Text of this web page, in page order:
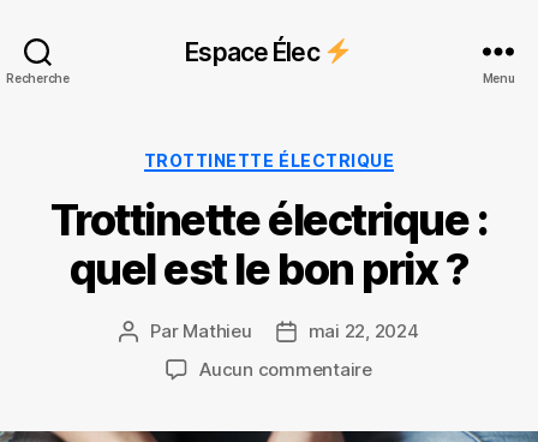
Recherche
Espace Élec
Menu
Catégories
TROTTINETTE ÉLECTRIQUE
Trottinette électrique :
quel est le bon prix ?
Auteur
l’article
Par Mathieu
Datemai 22, 2024
Aucun commentairesur